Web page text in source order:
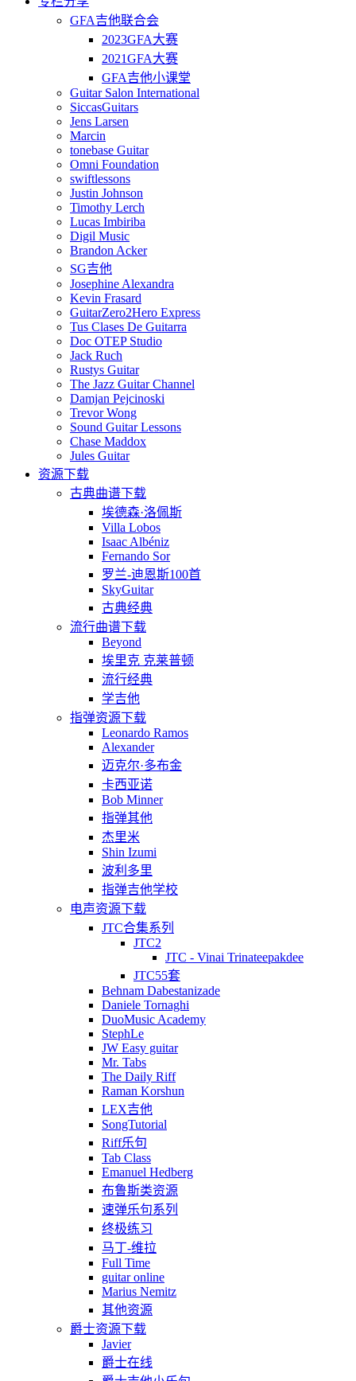
GFA吉他联合会
2023GFA大赛
2021GFA大赛
GFA吉他小课堂
Guitar Salon International
SiccasGuitars
Jens Larsen
Marcin
tonebase Guitar
Omni Foundation
swiftlessons
Justin Johnson
Timothy Lerch
Lucas Imbiriba
Digil Music
Brandon Acker
SG吉他
Josephine Alexandra
Kevin Frasard
GuitarZero2Hero Express
Tus Clases De Guitarra
Doc OTEP Studio
Jack Ruch
Rustys Guitar
The Jazz Guitar Channel
Damjan Pejcinoski
Trevor Wong
Sound Guitar Lessons
Chase Maddox
Jules Guitar
资源下载
古典曲谱下载
埃德森·洛佩斯
Villa Lobos
Isaac Albéniz
Fernando Sor
罗兰-迪恩斯100首
SkyGuitar
古典经典
流行曲谱下载
Beyond
埃里克 克莱普顿
流行经典
学吉他
指弹资源下载
Leonardo Ramos
Alexander
迈克尔·多布金
卡西亚诺
Bob Minner
指弹其他
杰里米
Shin Izumi
波利多里
指弹吉他学校
电声资源下载
JTC合集系列
JTC2
JTC - Vinai Trinateepakdee
JTC55套
Behnam Dabestanizade
Daniele Tornaghi
DuoMusic Academy
StephLe
JW Easy guitar
Mr. Tabs
The Daily Riff
Raman Korshun
LEX吉他
SongTutorial
Riff乐句
Tab Class
Emanuel Hedberg
布鲁斯类资源
速弹乐句系列
终极练习
马丁-维拉
Full Time
guitar online
Marius Nemitz
其他资源
爵士资源下载
Javier
爵士在线